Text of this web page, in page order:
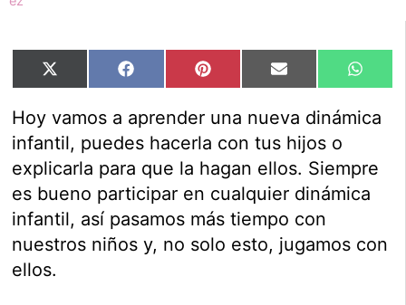
Compartir
en
X
(Twitter)
Compartir
en
Facebook Compartir
en
Pinterest Compartir
en
Email
en
Hoy vamos a aprender una nueva dinámica
infantil, puedes hacerla con tus hijos o
explicarla para que la hagan ellos. Siempre
es bueno participar en cualquier dinámica
infantil, así pasamos más tiempo con
nuestros niños y, no solo esto, jugamos con
ellos.